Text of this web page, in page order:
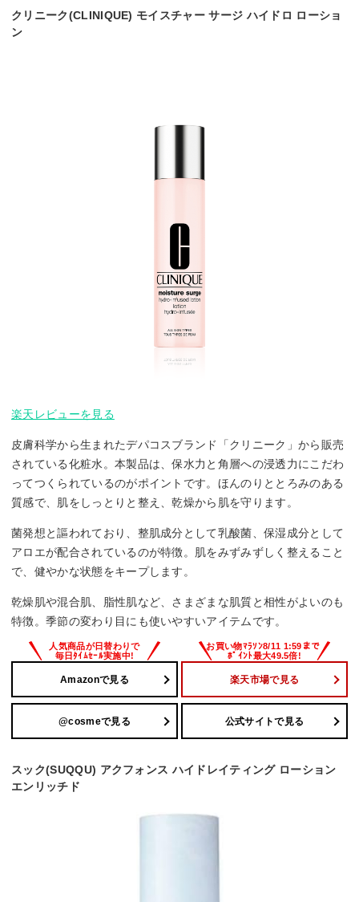
クリニーク(CLINIQUE) モイスチャー サージ ハイドロ ローショ
ン
楽天レビューを見る
皮膚科学から生まれたデパコスブランド「クリニーク」から販売
されている化粧水。本製品は、保水力と角層への浸透力にこだわ
ってつくられているのがポイントです。ほんのりととろみのある
質感で、肌をしっとりと整え、乾燥から肌を守ります。
菌発想と謳われており、整肌成分として乳酸菌、保湿成分として
アロエが配合されているのが特徴。肌をみずみずしく整えること
で、健やかな状態をキープします。
乾燥肌や混合肌、脂性肌など、さまざまな肌質と相性がよいのも
特徴。季節の変わり目にも使いやすいアイテムです。
Amazonで見る 楽天市場で見る
@cosmeで見る 公式サイトで見る
スック(SUQQU) アクフォンス ハイドレイティング ローション
エンリッチド